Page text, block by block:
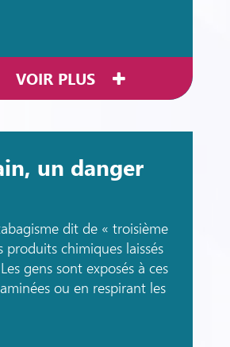
VOIR PLUS
un danger
dit de « troisième
produits chimiques laissés
gens sont exposés à ces
ou en respirant les